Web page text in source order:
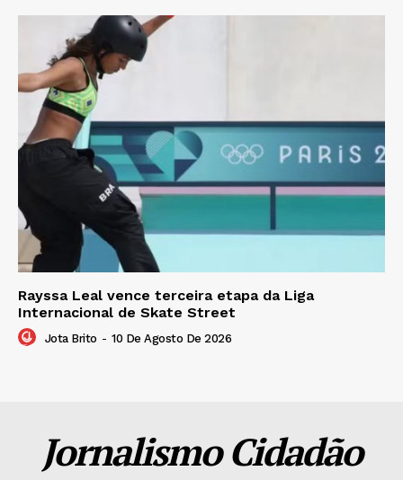
Rayssa Leal vence terceira etapa da Liga
Internacional de Skate Street
Jota Brito - 10 De Agosto De 2026
Jornalismo Cidadão